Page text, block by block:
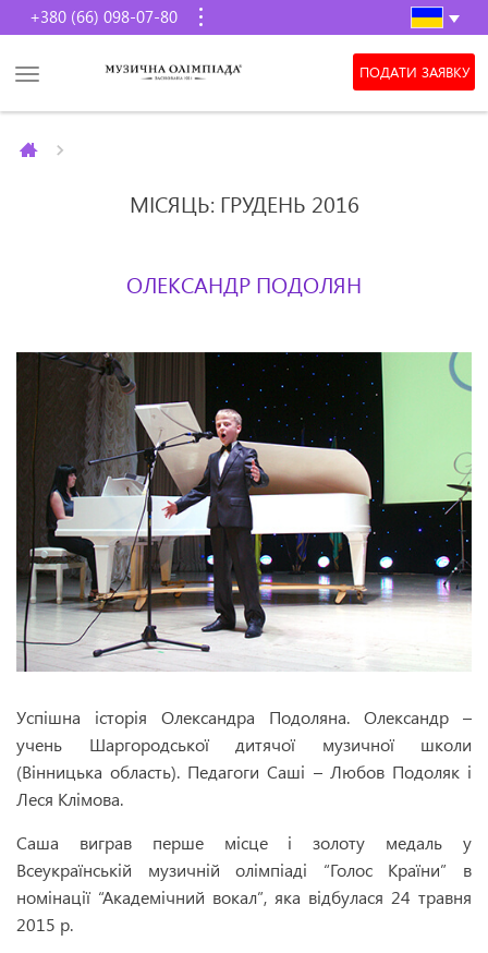
+380 (66) 098-07-80
ПОДАТИ ЗАЯВКУ
МІСЯЦЬ: ГРУДЕНЬ 2016
ОЛЕКСАНДР ПОДОЛЯН
Успішна історія Олександра Подоляна. Олександр –
учень Шаргородської дитячої музичної школи
(Вінницька область). Педагоги Саші – Любов Подоляк і
Леся Клімова.
Саша виграв перше місце і золоту медаль у
Всеукраїнській музичній олімпіаді “Голос Країни” в
номінації “Академічний вокал”, яка відбулася 24 травня
2015 р.